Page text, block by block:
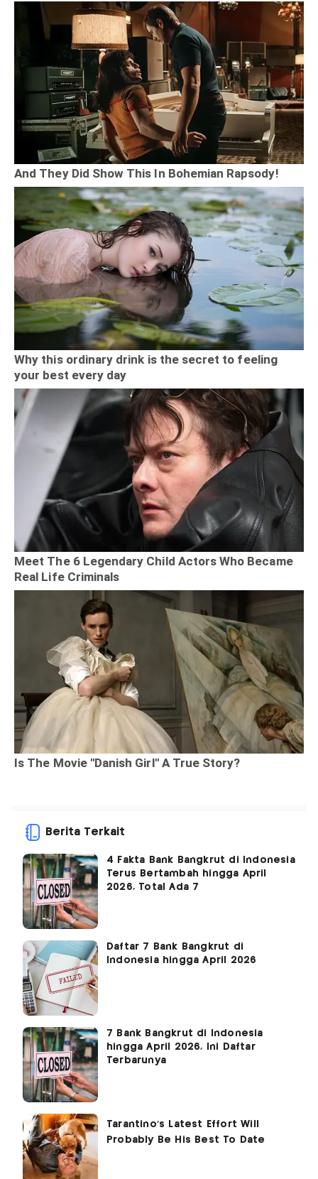
Berita Terkait
4 Fakta Bank Bangkrut di Indonesia
Terus Bertambah hingga April
2026, Total Ada 7
Daftar 7 Bank Bangkrut di
Indonesia hingga April 2026
7 Bank Bangkrut di Indonesia
hingga April 2026, Ini Daftar
Terbarunya